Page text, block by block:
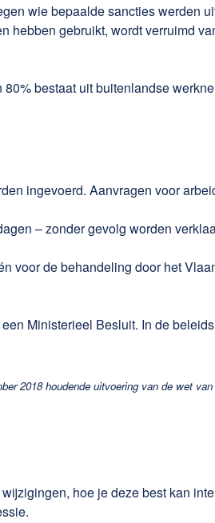
wie bepaalde sancties werden
gebruikt, wordt verruimd
bestaat uit buitenlandse
ingevoerd. Aanvragen voor
– zonder gevolg worden
voor de behandeling door het
Ministerieel Besluit. In de
2018 houdende uitvoering van de wet
hoe je deze best kan